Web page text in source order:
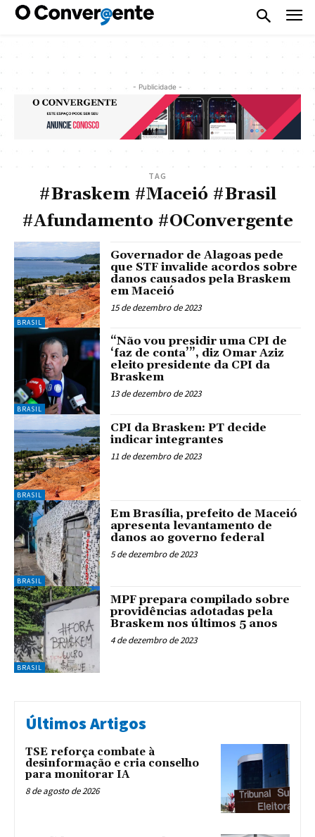
- Publicidade -
TAG
#Braskem #Maceió #Brasil
#Afundamento #OConvergente
BRASIL
Governador de Alagoas pede
que STF invalide acordos sobre
danos causados pela Braskem
em Maceió
15 de dezembro de 2023
BRASIL
“Não vou presidir uma CPI de
‘faz de conta’”, diz Omar Aziz
eleito presidente da CPI da
Braskem
13 de dezembro de 2023
BRASIL
CPI da Brasken: PT decide
indicar integrantes
11 de dezembro de 2023
BRASIL
Em Brasília, prefeito de Maceió
apresenta levantamento de
danos ao governo federal
5 de dezembro de 2023
BRASIL
MPF prepara compilado sobre
providências adotadas pela
Braskem nos últimos 5 anos
4 de dezembro de 2023
Últimos Artigos
TSE reforça combate à
desinformação e cria conselho
para monitorar IA
8 de agosto de 2026